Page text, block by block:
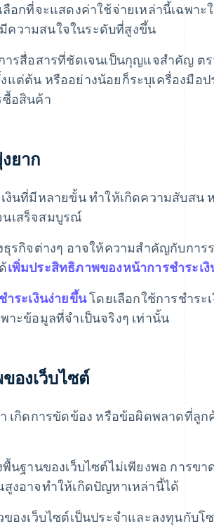
ลือกที่จะแสดงค่าใช้จ่ายเหล่านี้เฉพา
ความสนใจในระดับที่สูงขึ้น
ารสื่อสารที่ชัดเจนเป็นกุญแจสําคัญ ต
แต่ต้น หรืออย่างน้อยก็ระบุเครื่องมือ
ซื้อสินค้า
ยาก
งินที่มีหลายขั้น ทําให้เกิดความสับสน
เสร็จสมบูรณ์
ธุรกิจต่างๆ อาจให้ความสําคัญกับการ
เพิ่มประสิทธิภาพของหน้าการชําระเงิ
ระเงินง่ายขึ้นโดยเลือกใช้การชําระ
าะข้อมูลที่จําเป็นจริงๆ เท่านั้น
องเว็บไซต์
เกิดการขัดข้อง หรือข้อผิดพลาดที่ลูก
พื้นฐานของเว็บไซต์ไม่เพียงพอ การข
งอาจทําให้เกิดปัญหาเหล่านี้ได้
องเว็บไซต์เป็นประจําและลงทุนกับ